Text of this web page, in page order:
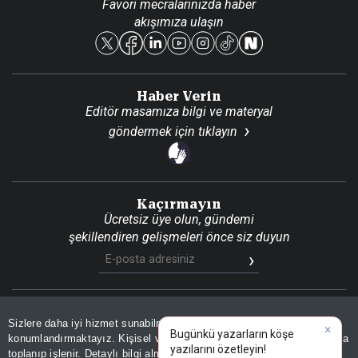
Sizlere daha iyi hizmet sunabilmek adına sitemizde
konumlandırmaktayız. Kişisel verileriniz, KVKK ve GDPR kapsamında
toplanıp işlenir. Detaylı bilgi almak içinAydınlatma Metnimizi
Reklam Ver
Favori mecralarınızda haber
akışımıza ulaşın
Haber Verin
Editör masamıza bilgi ve materyal
göndermek için tıklayın
Kaçırmayın
Ücretsiz üye olun, gündemi
şekillendiren gelişmeleri önce siz duyun
Son DakikaSite HaritasıRSSKVKK Aydınlatma Metni
Gizlilik PolitikasıÇerez Politikası ×
Bugünkü yazarların köşe
yazılarını özetleyin!